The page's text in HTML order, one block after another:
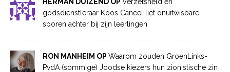
godsdienstleraar Koos Caneel liet onuitwisbare
sporen achter bij zijn leerlingen
RON MANHEIM OP Waarom zouden GroenLinks-
PvdA (sommige) Joodse kiezers hun zionistische zin